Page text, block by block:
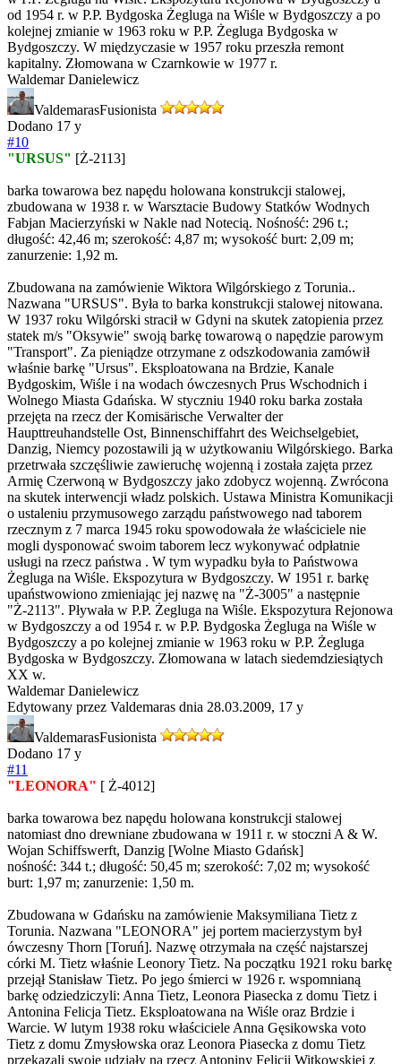
od 1954 r. w P.P. Bydgoska Żegluga na Wiśle w Bydgoszczy a po
kolejnej zmianie w 1963 roku w P.P. Żegluga Bydgoska w
Bydgoszczy. W międzyczasie w 1957 roku przeszła remont
kapitalny. Złomowana w Czarnkowie w 1977 r.
Waldemar Danielewicz
ValdemarasFusionista
Dodano 17 y
#10
"URSUS" [Ż-2113]
barka towarowa bez napędu holowana konstrukcji stalowej,
zbudowana w 1938 r. w Warsztacie Budowy Statków Wodnych
Fabjan Macierzyński w Nakle nad Notecią. Nośność: 296 t.;
długość: 42,46 m; szerokość: 4,87 m; wysokość burt: 2,09 m;
zanurzenie: 1,92 m.
Zbudowana na zamówienie Wiktora Wilgórskiego z Torunia..
Nazwana "URSUS". Była to barka konstrukcji stalowej nitowana.
W 1937 roku Wilgórski stracił w Gdyni na skutek zatopienia przez
statek m/s "Oksywie" swoją barkę towarową o napędzie parowym
"Transport". Za pieniądze otrzymane z odszkodowania zamówił
właśnie barkę "Ursus". Eksploatowana na Brdzie, Kanale
Bydgoskim, Wiśle i na wodach ówczesnych Prus Wschodnich i
Wolnego Miasta Gdańska. W styczniu 1940 roku barka została
przejęta na rzecz der Komisärische Verwalter der
Haupttreuhandstelle Ost, Binnenschiffahrt des Weichselgebiet,
Danzig, Niemcy pozostawili ją w użytkowaniu Wilgórskiego. Barka
przetrwała szczęśliwie zawieruchę wojenną i została zajęta przez
Armię Czerwoną w Bydgoszczy jako zdobycz wojenną. Zwrócona
na skutek interwencji władz polskich. Ustawa Ministra Komunikacji
o ustaleniu przymusowego zarządu państwowego nad taborem
rzecznym z 7 marca 1945 roku spowodowała że właściciele nie
mogli dysponować swoim taborem lecz wykonywać odpłatnie
usługi na rzecz państwa . W tym wypadku była to Państwowa
Żegluga na Wiśle. Ekspozytura w Bydgoszczy. W 1951 r. barkę
upaństwowiono zmieniając jej nazwę na "Ż-3005" a następnie
"Ż-2113". Pływała w P.P. Żegluga na Wiśle. Ekspozytura Rejonowa
w Bydgoszczy a od 1954 r. w P.P. Bydgoska Żegluga na Wiśle w
Bydgoszczy a po kolejnej zmianie w 1963 roku w P.P. Żegluga
Bydgoska w Bydgoszczy. Złomowana w latach siedemdziesiątych
XX w.
Waldemar Danielewicz
Edytowany przez Valdemaras dnia 28.03.2009, 17 y
ValdemarasFusionista
Dodano 17 y
#11
"LEONORA" [ Ż-4012]
barka towarowa bez napędu holowana konstrukcji stalowej
natomiast dno drewniane zbudowana w 1911 r. w stoczni A & W.
Wojan Schiffswerft, Danzig [Wolne Miasto Gdańsk]
nośność: 344 t.; długość: 50,45 m; szerokość: 7,02 m; wysokość
burt: 1,97 m; zanurzenie: 1,50 m.
Zbudowana w Gdańsku na zamówienie Maksymiliana Tietz z
Torunia. Nazwana "LEONORA" jej portem macierzystym był
ówczesny Thorn [Toruń]. Nazwę otrzymała na część najstarszej
córki M. Tietz właśnie Leonory Tietz. Na początku 1921 roku barkę
przejął Stanisław Tietz. Po jego śmierci w 1926 r. wspomnianą
barkę odziedziczyli: Anna Tietz, Leonora Piasecka z domu Tietz i
Antonina Felicja Tietz. Eksploatowana na Wiśle oraz Brdzie i
Warcie. W lutym 1938 roku właściciele Anna Gęsikowska voto
Tietz z domu Zmysłowska oraz Leonora Piasecka z domu Tietz
przekazali swoje udziały na rzecz Antoniny Felicji Witkowskiej z